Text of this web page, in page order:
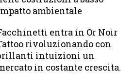
ambientale
entra in Or Noir
rivoluzionando con
intuizioni un
in costante crescita.